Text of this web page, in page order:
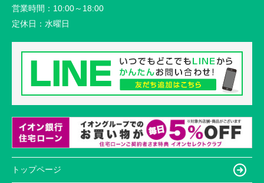
営業時間： 10:00～18:00
定休日： 水曜日
トップページ